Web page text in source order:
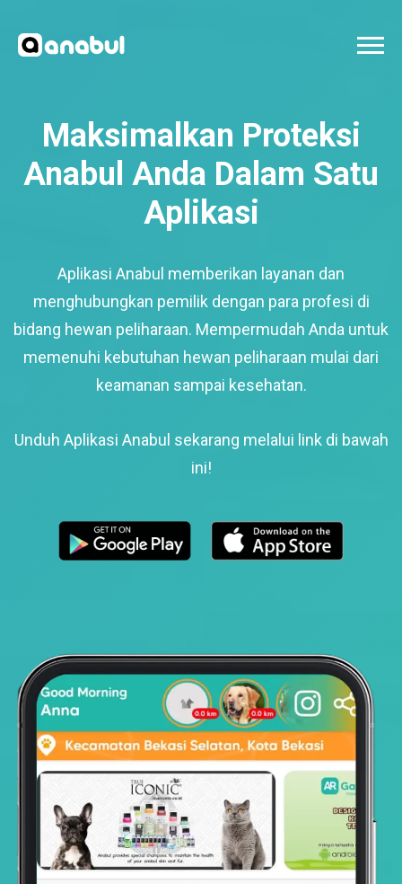
Maksimalkan Proteksi
Anabul Anda Dalam Satu
Aplikasi
Aplikasi Anabul memberikan layanan dan
menghubungkan pemilik dengan para profesi di
bidang hewan peliharaan. Mempermudah Anda untuk
memenuhi kebutuhan hewan peliharaan mulai dari
keamanan sampai kesehatan.
Unduh Aplikasi Anabul sekarang melalui link di bawah
ini!